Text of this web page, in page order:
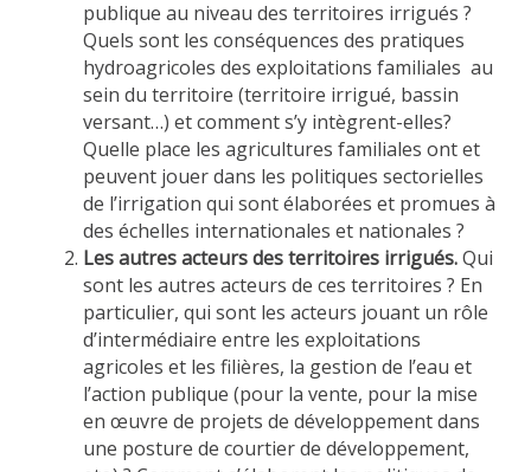
publique au niveau des territoires irrigués ?
Quels sont les conséquences des pratiques
hydroagricoles des exploitations familiales au
sein du territoire (territoire irrigué, bassin
versant…) et comment s’y intègrent-elles?
Quelle place les agricultures familiales ont et
peuvent jouer dans les politiques sectorielles
de l’irrigation qui sont élaborées et promues à
des échelles internationales et nationales ?
Les autres acteurs des territoires irrigués.Qui
sont les autres acteurs de ces territoires ? En
particulier, qui sont les acteurs jouant un rôle
d’intermédiaire entre les exploitations
agricoles et les filières, la gestion de l’eau et
l’action publique (pour la vente, pour la mise
en œuvre de projets de développement dans
une posture de courtier de développement,